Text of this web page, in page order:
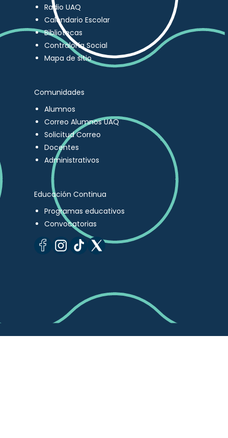
Radio UAQ
Calendario Escolar
Bibliotecas
Contraloría Social
Mapa de sitio
Comunidades
Alumnos
Correo Alumnos UAQ
Solicitud Correo
Docentes
Administrativos
Educación Continua
Programas educativos
Convocatorias